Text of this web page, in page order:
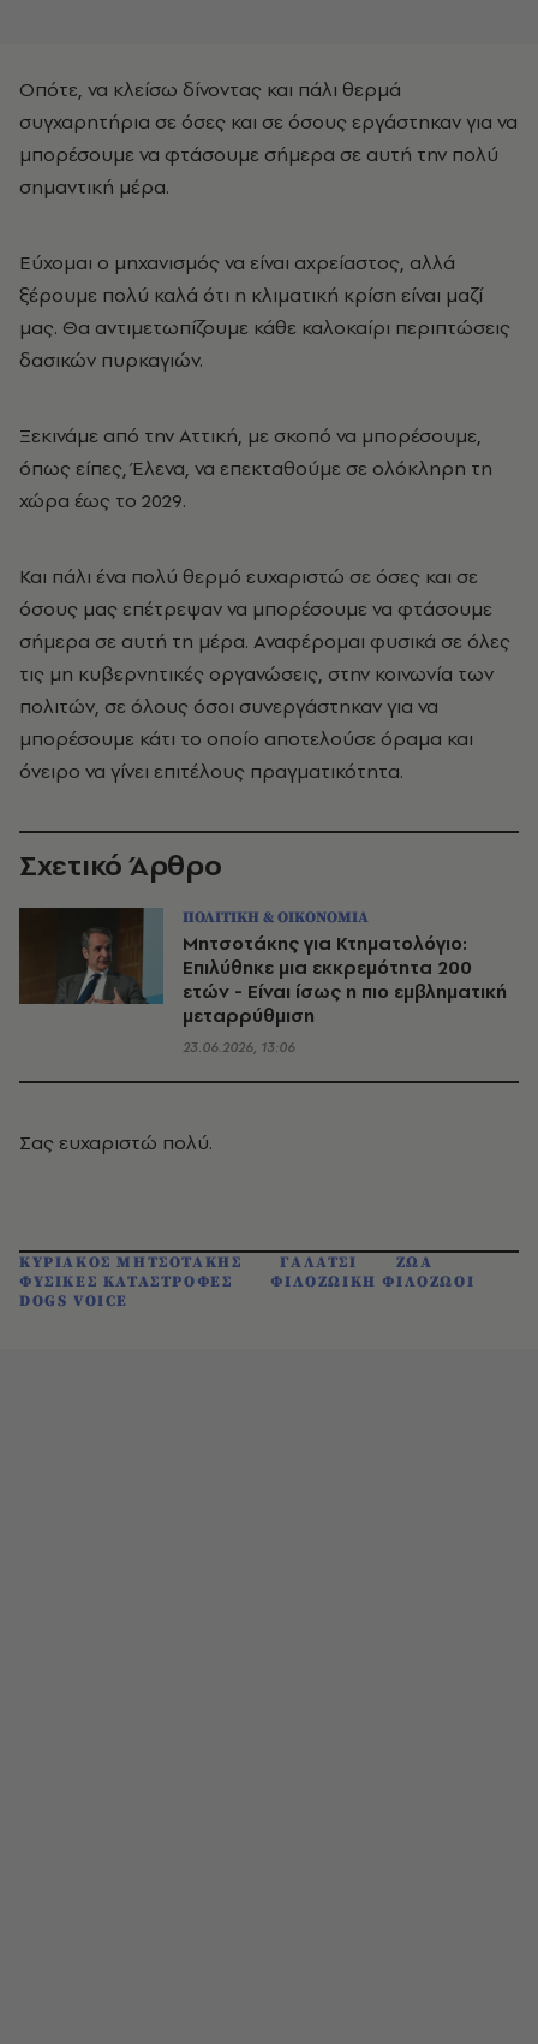
Οπότε, να κλείσω δίνοντας και πάλι θερμά
συγχαρητήρια σε όσες και σε όσους εργάστηκαν για να
μπορέσουμε να φτάσουμε σήμερα σε αυτή την πολύ
σημαντική μέρα.
Εύχομαι ο μηχανισμός να είναι αχρείαστος, αλλά
ξέρουμε πολύ καλά ότι η κλιματική κρίση είναι μαζί
μας. Θα αντιμετωπίζουμε κάθε καλοκαίρι περιπτώσεις
δασικών πυρκαγιών.
Ξεκινάμε από την Αττική, με σκοπό να μπορέσουμε,
όπως είπες, Έλενα, να επεκταθούμε σε ολόκληρη τη
χώρα έως το 2029.
Και πάλι ένα πολύ θερμό ευχαριστώ σε όσες και σε
όσους μας επέτρεψαν να μπορέσουμε να φτάσουμε
σήμερα σε αυτή τη μέρα. Αναφέρομαι φυσικά σε όλες
τις μη κυβερνητικές οργανώσεις, στην κοινωνία των
πολιτών, σε όλους όσοι συνεργάστηκαν για να
μπορέσουμε κάτι το οποίο αποτελούσε όραμα και
όνειρο να γίνει επιτέλους πραγματικότητα.
Σχετικό Άρθρο
ΠΟΛΙΤΙΚΗ & ΟΙΚΟΝΟΜΙΑ
Μητσοτάκης για Κτηματολόγιο:
Επιλύθηκε μια εκκρεμότητα 200
ετών - Είναι ίσως η πιο εμβληματική
μεταρρύθμιση
23.06.2026, 13:06
Σας ευχαριστώ πολύ.
ΚΥΡΙΑΚΟΣ ΜΗΤΣΟΤΑΚΗΣ ΓΑΛΑΤΣΙ
ΖΩΑ
ΦΥΣΙΚΕΣ ΚΑΤΑΣΤΡΟΦΕΣ
ΦΙΛΟΖΩΙΚΗ ΦΙΛΟΖΩΟΙ
DOGS VOICE